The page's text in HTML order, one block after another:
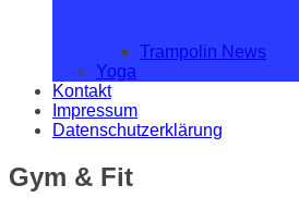
Trampolin News
Yoga
Kontakt
Impressum
Datenschutzerklärung
Gym & Fit